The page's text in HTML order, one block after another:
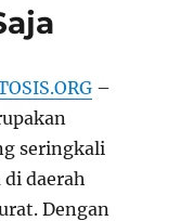
–
seringkali
daerah
Dengan